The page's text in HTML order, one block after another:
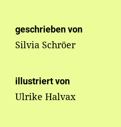
geschrieben von
Silvia Schröer
illustriert von
Ulrike Halvax